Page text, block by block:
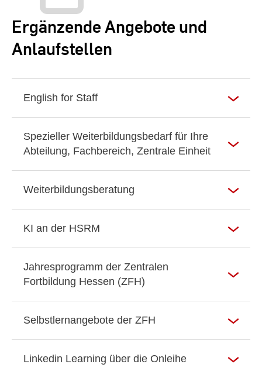
Ergänzende Angebote und
Anlaufstellen
English for Staff
Spezieller Weiterbildungsbedarf für Ihre
Abteilung, Fachbereich, Zentrale Einheit
Weiterbildungsberatung
KI an der HSRM
Jahresprogramm der Zentralen
Fortbildung Hessen (ZFH)
Selbstlernangebote der ZFH
Linkedin Learning über die Onleihe